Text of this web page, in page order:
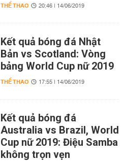
THỂ THAO 20:46 | 14/06/2019
Kết quả bóng đá Nhật
Bản vs Scotland: Vòng
bảng World Cup nữ 2019
THỂ THAO 17:55 | 14/06/2019
Kết quả bóng đá
Australia vs Brazil, World
Cup nữ 2019: Điệu Samba
không trọn vẹn